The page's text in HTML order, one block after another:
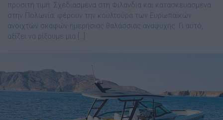
προσιτή τιµή. Σχεδιασµένα στη Φιλανδία και κατασκευασµένα
στην Πολωνία, φέρουν την κουλτούρα των Ευρωπαϊκών
ανοιχτών σκαφών ηµερήσιας θαλάσσιας αναψυχής. Γι αυτό,
αξίζει να ρίξουµε µια […]